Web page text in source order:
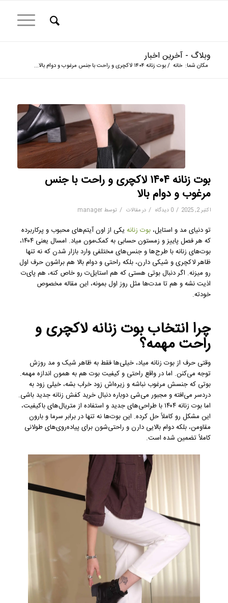
وبلاگ - آخرین اخبار
مکان شما: خانه /بوت زنانه ۱۴۰۴ لاکچری و راحت با جنس مرغوب و دوام بالا...
بوت زنانه ۱۴۰۴ لاکچری و راحت با جنس
مرغوب و دوام بالا
اکتبر 2, 2025 / 0 دیدگاه / درمقالات / توسط manager
تو دنیای مد و استایل، بوت زنانهیکی از اون آیتم‌های محبوب و پرکاربرده
که هر فصل پاییز و زمستون حسابی به کمک‌مون میاد. امسال یعنی ۱۴۰۴،
بوت‌های زنانه با طرح‌ها و جنس‌های مختلفی وارد بازار شدن که نه تنها
ظاهر لاکچری و شیکی دارن، بلکه راحتی و دوام بالا هم براشون حرف اول
رو میزنه. اگر دنبال بوتی هستی که هم استایل‌ت رو خاص کنه، هم پای‌ت
اذیت نشه و هم تا مدت‌ها مثل روز اول بمونه، این مقاله مخصوص
خودته.
چرا انتخاب بوت زنانه لاکچری و
راحت مهمه؟
وقتی حرف از بوت زنانه میاد، خیلی‌ها فقط به ظاهر شیک و مد روزش
توجه می‌کنن. اما در واقع راحتی و کیفیت بوت هم به همون اندازه مهمه.
بوتی که جنسش مرغوب نباشه و زیره‌اش زود خراب بشه، خیلی زود به
دردسر می‌افته و مجبور می‌شی دوباره دنبال خرید کفش زنانه جدید باشی.
اما بوت زنانه ۱۴۰۴ با طراحی‌های جدید و استفاده از متریال‌های باکیفیت،
این مشکل رو کاملاً حل کرده. این بوت‌ها نه تنها در برابر سرما و بارون
مقاومن، بلکه دوام بالایی دارن و راحتی‌شون برای پیاده‌روی‌های طولانی
کاملاً تضمین شده است.